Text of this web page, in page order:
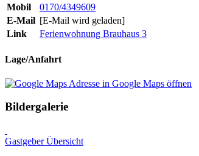
Mobil
0170/4349609
E-Mail [E-Mail wird geladen]
Link
Ferienwohnung Brauhaus 3
Lage/Anfahrt
Adresse in Google Maps öffnen
Bildergalerie
Gastgeber Übersicht